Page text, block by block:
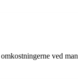
ved